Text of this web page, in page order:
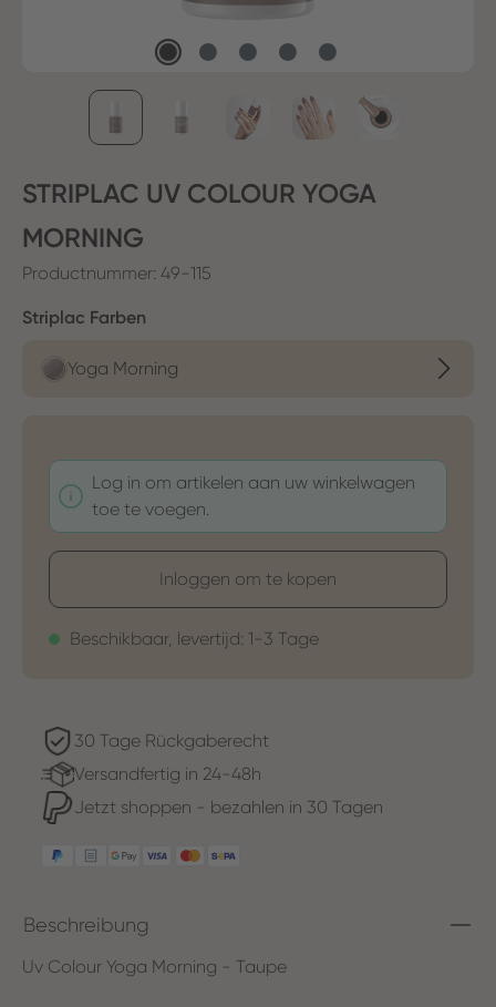
STRIPLAC UV COLOUR YOGA
MORNING
Productnummer: 49-115
Selecteer
Striplac Farben
Yoga Morning
Log in om artikelen aan uw winkelwagen
toe te voegen.
Inloggen om te kopen
Beschikbaar, levertijd: 1-3 Tage
30 Tage Rückgaberecht
Versandfertig in 24-48h
Jetzt shoppen - bezahlen in 30 Tagen
Beschreibung
Uv Colour Yoga Morning - Taupe